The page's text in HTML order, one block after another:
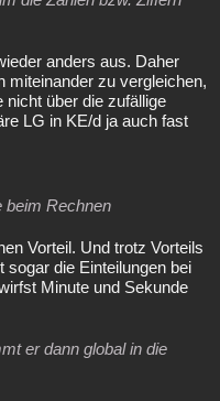
anders aus. Daher
miteinander zu vergleichen,
nicht über die zufällige
LG in KE/d ja auch fast
beim Rechnen
Vorteil. Und trotz Vorteils
die Einteilungen bei
Minute und Sekunde
er dann global in die